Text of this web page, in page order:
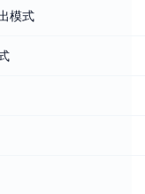
模式